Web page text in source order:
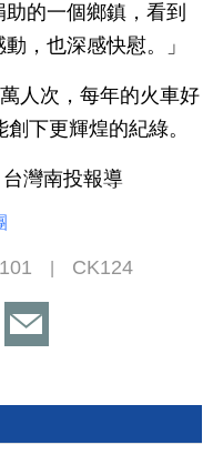
的一個鄉鎮，看到
，也深感快慰。」
人次，每年的火車好
下更輝煌的紀綠。
灣南投報導
CK124